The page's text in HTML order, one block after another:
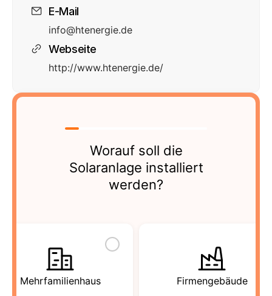
E-Mail
info@htenergie.de
Webseite
http://www.htenergie.de/
Worauf soll die
Solaranlage installiert
werden?
Mehrfamilienhaus Firmengebäude